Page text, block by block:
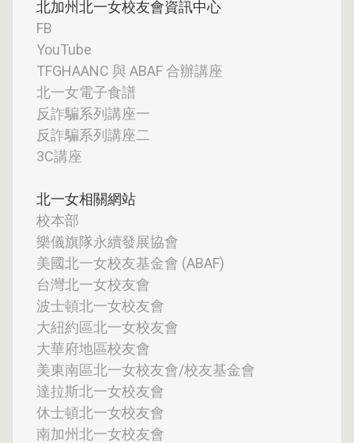
北加州北一女校友會資訊中心
FB
YouTube
TFGHAANC 與 ABAF 合辦講座
北一女電子食譜
反詐騙系列講座一
反詐騙系列講座二
3C講座
北一女相關網站
校本部
樂儀旗隊永續發展協會
美國北一女校友基金會 (ABAF)
台灣北一女校友會
波士頓北一女校友會
大紐約區北一女校友會
大華府地區校友會
美東南區北一女校友會/校友基金會
達拉斯北一女校友會
休士頓北一女校友會
南加州北一女校友會